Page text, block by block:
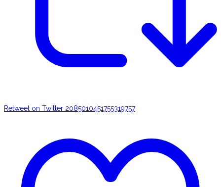
Retweet on Twitter 2085010451755319757